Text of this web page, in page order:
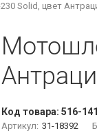
Solid, цвет
Код товара: 516-141
Артикул: 31-18392